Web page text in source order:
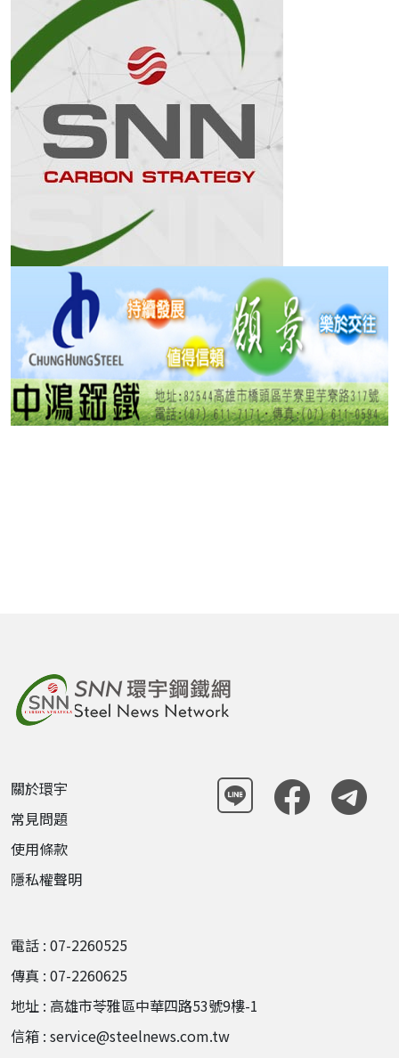
關於環宇
常見問題
使用條款
隱私權聲明
電話 : 07-2260525
傳真 : 07-2260625
地址 : 高雄市苓雅區中華四路53號9樓-1
信箱 : service@steelnews.com.tw